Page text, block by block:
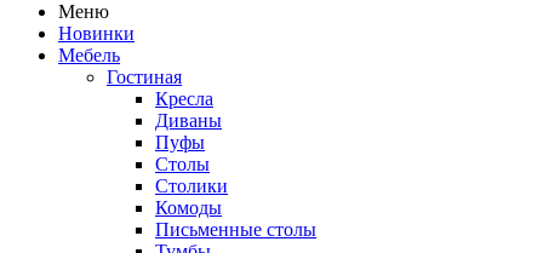
Меню
Новинки
Мебель
Гостиная
Кресла
Диваны
Пуфы
Столы
Столики
Комоды
Письменные столы